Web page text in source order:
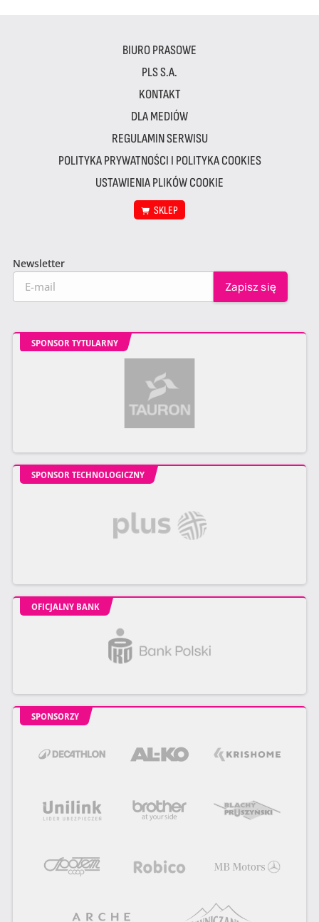
BIURO PRASOWE
PLS S.A.
KONTAKT
DLA MEDIÓW
REGULAMIN SERWISU
POLITYKA PRYWATNOŚCI I POLITYKA COOKIES
USTAWIENIA PLIKÓW COOKIE
SKLEP
Newsletter
SPONSOR TYTULARNY
SPONSOR TECHNOLOGICZNY
OFICJALNY BANK
SPONSORZY